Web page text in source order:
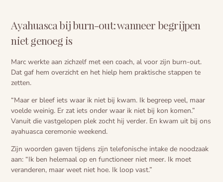
Ayahuasca bij burn-out: wanneer begrijpen
niet genoeg is
Marc werkte aan zichzelf met een coach, al voor zijn burn-out.
Dat gaf hem overzicht en het hielp hem praktische stappen te
zetten.
“Maar er bleef iets waar ik niet bij kwam. Ik begreep veel, maar
voelde weinig. Er zat iets onder waar ik niet bij kon komen.”
Vanuit die vastgelopen plek zocht hij verder. En kwam uit bij ons
ayahuasca ceremonie weekend.
Zijn woorden gaven tijdens zijn telefonische intake de noodzaak
aan: “Ik ben helemaal op en functioneer niet meer. Ik moet
veranderen, maar weet niet hoe. Ik loop vast.”